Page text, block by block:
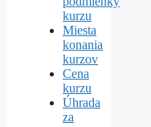
kurzu
Miesta
konania
kurzov
Cena
kurzu
Úhrada
za